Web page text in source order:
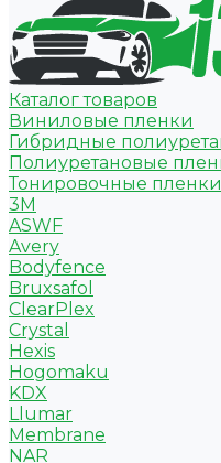
Каталог товаров
Виниловые пленки
Гибридные
Полиуретановые
Тонировочные пленки
3M
ASWF
Avery
Bodyfence
Bruxsafol
ClearPlex
Crystal
Hexis
Hogomaku
KDX
Llumar
Membrane
NAR